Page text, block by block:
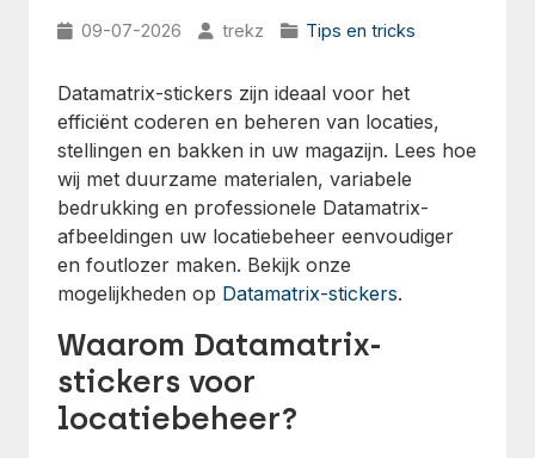
09-07-2026 trekz Tips en tricks
Datamatrix-stickers zijn ideaal voor het
efficiënt coderen en beheren van locaties,
stellingen en bakken in uw magazijn. Lees hoe
wij met duurzame materialen, variabele
bedrukking en professionele Datamatrix-
afbeeldingen uw locatiebeheer eenvoudiger
en foutlozer maken. Bekijk onze
mogelijkheden op Datamatrix-stickers.
Waarom Datamatrix-
stickers voor
locatiebeheer?